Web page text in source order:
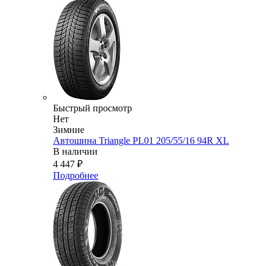
Быстрый просмотр
Нет
Зимние
Автошина Triangle PL01 205/55/16 94R XL
В наличии
4 447 ₽
Подробнее